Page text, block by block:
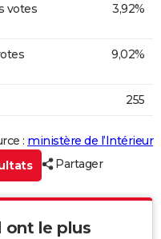
votes
3,92%
9,02%
255
: ministère de l’Intérieur
Partager
ont le plus